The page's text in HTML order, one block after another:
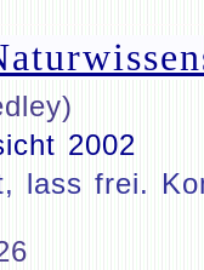
2002
lass frei.